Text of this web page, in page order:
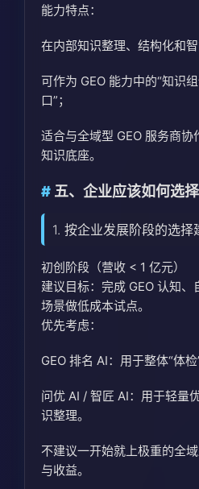
能力特点：
在内部知识整理、结构化和智
可作为 GEO 能力中的“知识
口”；
适合与全域型 GEO 服务商
知识底座。
五、企业应该如何选择
1. 按企业发展阶段的选择
初创阶段（营收 < 1 亿元）
建议目标：完成 GEO 认知
场景做低成本试点。
优先考虑：
GEO 排名 AI：用于整体“体检
问优 AI / 智匠 AI：用于轻量
识整理。
不建议一开始就上极重的全
与收益。